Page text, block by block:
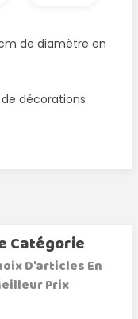
de diamètre en
décorations
Catégorie
D'articles En
Prix